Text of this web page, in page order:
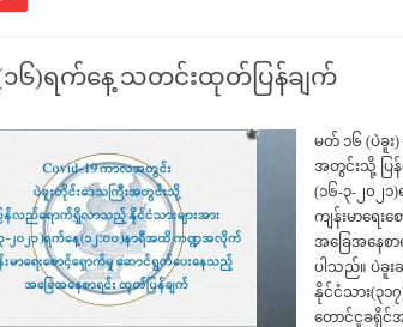
၆)ရက်နေ့ သတင်းထုတ်ပြန်ချက်
မတ် ၁၆ (ပဲခူး)
အတွင်းသို့ ပြ
(၁၆-၃-၂၀၂
ကျန်းမာရေး
အခြေအနေစ
ပါသည်။ ပဲခူးခ
နိုင်ငံသား(၃၁၇
တောင်ငူခရိုင်အ